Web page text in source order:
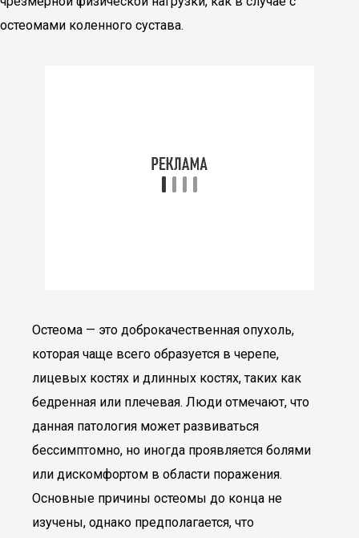
остеомами коленного сустава.
Остеома — это доброкачественная опухоль,
которая чаще всего образуется в черепе,
лицевых костях и длинных костях, таких как
бедренная или плечевая. Люди отмечают, что
данная патология может развиваться
бессимптомно, но иногда проявляется болями
или дискомфортом в области поражения.
Основные причины остеомы до конца не
изучены, однако предполагается, что